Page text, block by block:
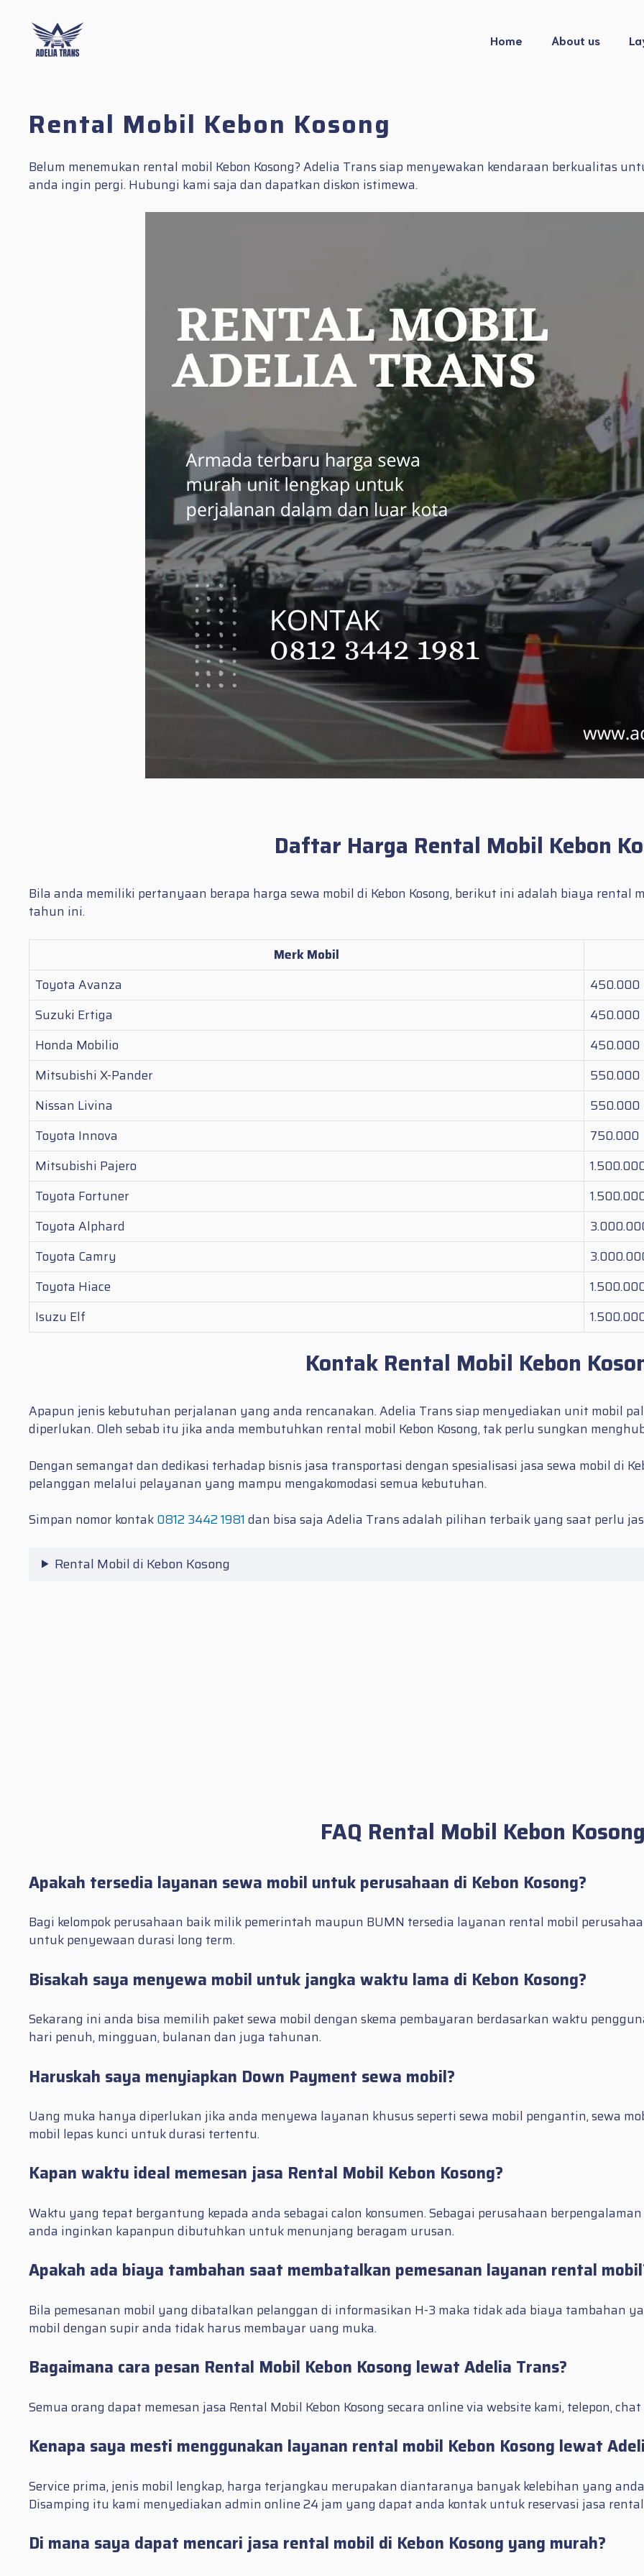
content
Home About us
Rental Mobil Kebon Kosong
Belum menemukan rental mobil Kebon Kosong? Adelia Trans siap menyewakan kendaraan berkualitas
anda ingin pergi. Hubungi kami saja dan dapatkan diskon istimewa.
Daftar Harga Rental Mobil Kebon
Bila anda memiliki pertanyaan berapa harga sewa mobil di Kebon Kosong, berikut ini adalah biaya rental
tahun ini.
Merk Mobil
Toyota Avanza
450.000
Suzuki Ertiga
450.000
Honda Mobilio
450.000
Mitsubishi X-Pander
550.000
Nissan Livina
550.000
Toyota Innova
750.000
Mitsubishi Pajero
Toyota Fortuner
Toyota Alphard
Toyota Camry
Toyota Hiace
Isuzu Elf
Kontak Rental Mobil Kebon
Apapun jenis kebutuhan perjalanan yang anda rencanakan. Adelia Trans siap menyediakan unit mobil
diperlukan. Oleh sebab itu jika anda membutuhkan rental mobil Kebon Kosong, tak perlu sungkan
Dengan semangat dan dedikasi terhadap bisnis jasa transportasi dengan spesialisasi jasa sewa mobil di
pelanggan melalui pelayanan yang mampu mengakomodasi semua kebutuhan.
Simpan nomor kontak0812 3442 1981dan bisa saja Adelia Trans adalah pilihan terbaik yang saat perlu
Rental Mobil di Kebon Kosong
FAQ Rental Mobil Kebon Kosong
Apakah tersedia layanan sewa mobil untuk perusahaan di Kebon Kosong?
Bagi kelompok perusahaan baik milik pemerintah maupun BUMN tersedia layanan rental mobil
untuk penyewaan durasi long term.
Bisakah saya menyewa mobil untuk jangka waktu lama di Kebon Kosong?
Sekarang ini anda bisa memilih paket sewa mobil dengan skema pembayaran berdasarkan waktu
hari penuh, mingguan, bulanan dan juga tahunan.
Haruskah saya menyiapkan Down Payment sewa mobil?
Uang muka hanya diperlukan jika anda menyewa layanan khusus seperti sewa mobil pengantin, sewa
mobil lepas kunci untuk durasi tertentu.
Kapan waktu ideal memesan jasa Rental Mobil Kebon Kosong?
Waktu yang tepat bergantung kepada anda sebagai calon konsumen. Sebagai perusahaan
anda inginkan kapanpun dibutuhkan untuk menunjang beragam urusan.
Apakah ada biaya tambahan saat membatalkan pemesanan layanan rental
Bila pemesanan mobil yang dibatalkan pelanggan di informasikan H-3 maka tidak ada biaya tambahan
mobil dengan supir anda tidak harus membayar uang muka.
Bagaimana cara pesan Rental Mobil Kebon Kosong lewat Adelia Trans?
Semua orang dapat memesan jasa Rental Mobil Kebon Kosong secara online via website kami, telepon,
Kenapa saya mesti menggunakan layanan rental mobil Kebon Kosong lewat
Service prima, jenis mobil lengkap, harga terjangkau merupakan diantaranya banyak kelebihan yang
Disamping itu kami menyediakan admin online 24 jam yang dapat anda kontak untuk reservasi jasa
Di mana saya dapat mencari jasa rental mobil di Kebon Kosong yang murah?